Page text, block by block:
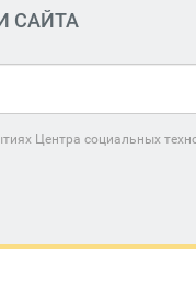
САЙТА
Центра социальных